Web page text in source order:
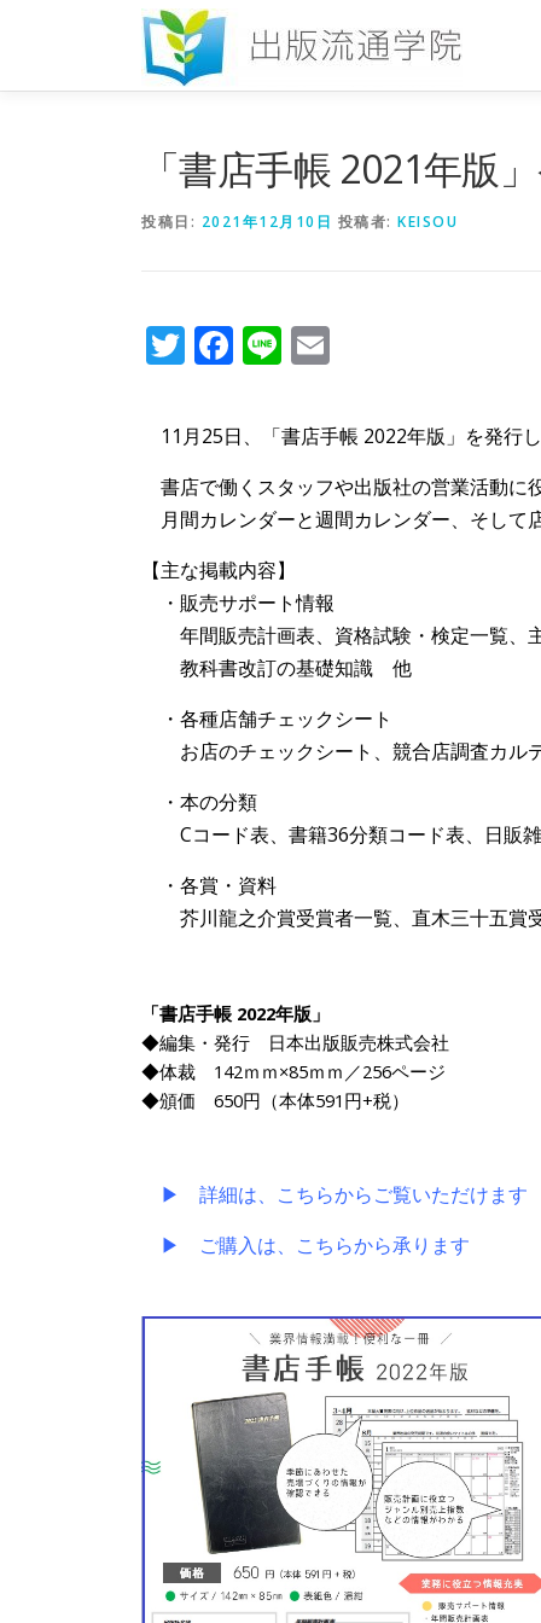
ン
「書店手帳 2021年版
投稿日: 2021年12月10日 投稿者: KEISOU
Twitter
Facebook
Line
11月25日、「書店手帳 2022年版」を発行
書店で働くスタッフや出版社の営業活動に
月間カレンダーと週間カレンダー、そして
【主な掲載内容】
・販売サポート情報
年間販売計画表、資格試験・検定一覧、
教科書改訂の基礎知識 他
・各種店舗チェックシート
お店のチェックシート、競合店調査カル
・本の分類
Cコード表、書籍36分類コード表、日販
・各賞・資料
芥川龍之介賞受賞者一覧、直木三十五賞
「書店手帳 2022年版」
◆編集・発行 日本出版販売株式会社
◆体裁 142ｍｍ×85ｍｍ／256ページ
◆頒価 650円（本体591円+税）
▶ 詳細は、こちらからご覧いただけます
▶ ご購入は、こちらから承ります